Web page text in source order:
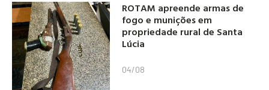
ROTAM apreende armas de
fogo e munições em
propriedade rural de Santa
Lúcia
04/08